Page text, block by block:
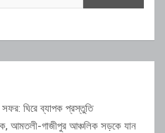
ঘিরে ব্যাপক প্রস্তুতি
আমতলী-গাজীপুর আঞ্চলিক সড়কে যান